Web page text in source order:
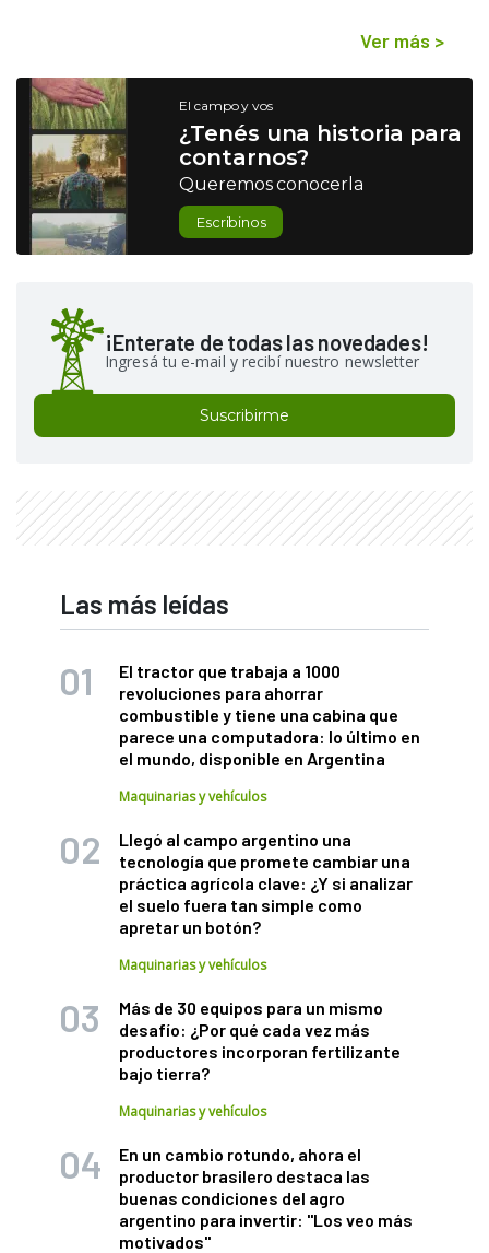
Ver más >
El campo y vos
¿Tenés una historia para
contarnos?
Queremos conocerla
Escribinos
¡Enterate de todas las novedades!
Ingresá tu e-mail y recibí nuestro newsletter
Suscribirme
Las más leídas
El tractor que trabaja a 1000
revoluciones para ahorrar
combustible y tiene una cabina que
parece una computadora: lo último en
el mundo, disponible en Argentina
Maquinarias y vehículos
Llegó al campo argentino una
tecnología que promete cambiar una
práctica agrícola clave: ¿Y si analizar
el suelo fuera tan simple como
apretar un botón?
Maquinarias y vehículos
Más de 30 equipos para un mismo
desafío: ¿Por qué cada vez más
productores incorporan fertilizante
bajo tierra?
Maquinarias y vehículos
En un cambio rotundo, ahora el
productor brasilero destaca las
buenas condiciones del agro
argentino para invertir: "Los veo más
motivados"